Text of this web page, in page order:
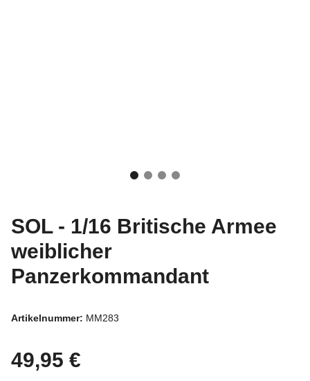
SOL - 1/16 Britische Armee
weiblicher
Panzerkommandant
Artikelnummer: MM283
49,95 €